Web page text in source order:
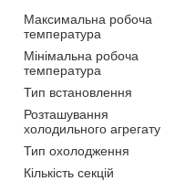
Максимальна робоча
температура
Мінімальна робоча
температура
Тип встановлення
Розташування
холодильного агрегату
Тип охолодження
Кількість секцій